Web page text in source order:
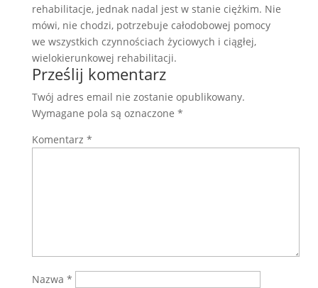
rehabilitacje, jednak nadal jest w stanie ciężkim. Nie
mówi, nie chodzi, potrzebuje całodobowej pomocy
we wszystkich czynnościach życiowych i ciągłej,
wielokierunkowej rehabilitacji.
Prześlij komentarz
Twój adres email nie zostanie opublikowany.
Wymagane pola są oznaczone *
Komentarz *
Nazwa *